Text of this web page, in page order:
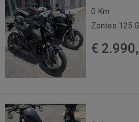
0 Km
Zontes 125
€